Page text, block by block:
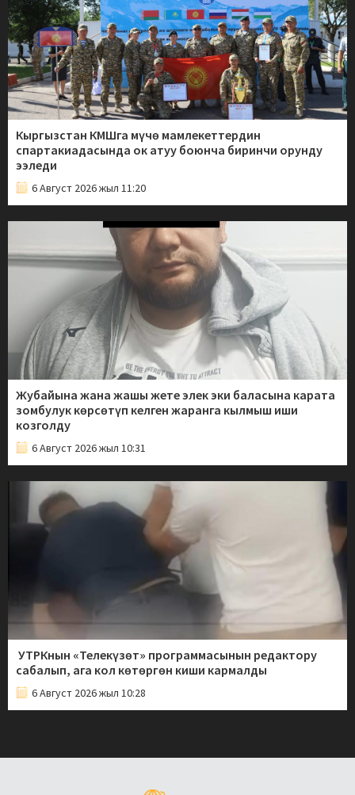
Кыргызстан КМШга мүчө мамлекеттердин
спартакиадасында ок атуу боюнча биринчи орунду
ээледи
6 Август 2026 жыл 11:20
Жубайына жана жашы жете элек эки баласына карата
зомбулук көрсөтүп келген жаранга кылмыш иши
козголду
6 Август 2026 жыл 10:31
УТРКнын «Телекүзөт» программасынын редактору
сабалып, ага кол көтөргөн киши кармалды
6 Август 2026 жыл 10:28